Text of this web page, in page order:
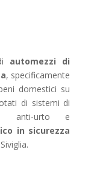
automezzi di
, specificamente
domestici su
di sistemi di
anti-urto e
in sicurezza